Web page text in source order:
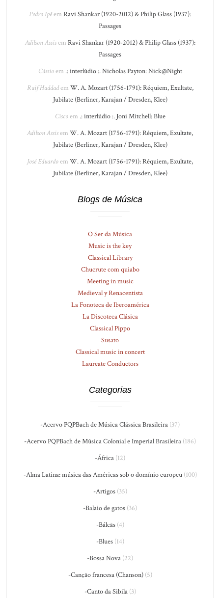
Pedro Ipêem Ravi Shankar (1920-2012) & Philip Glass (1937):
Passages
Adilson Assisem Ravi Shankar (1920-2012) & Philip Glass (1937):
Passages
Cássioem .: interlúdio :. Nicholas Payton: Nick@Night
Raif Haddadem W. A. Mozart (1756-1791): Réquiem, Exultate,
Jubilate (Berliner, Karajan / Dresden, Klee)
Ciscoem .: interlúdio :. Joni Mitchell: Blue
Adilson Assisem W. A. Mozart (1756-1791): Réquiem, Exultate,
Jubilate (Berliner, Karajan / Dresden, Klee)
José Eduardoem W. A. Mozart (1756-1791): Réquiem, Exultate,
Jubilate (Berliner, Karajan / Dresden, Klee)
Blogs de Música
O Ser da Música
Music is the key
Classical Library
Chucrute com quiabo
Meeting in music
Medieval y Renacentista
La Fonoteca de Iberoamérica
La Discoteca Clásica
Classical Pippo
Susato
Classical music in concert
Laureate Conductors
Categorias
-Acervo PQPBach de Música Clássica Brasileira (37)
-Acervo PQPBach de Música Colonial e Imperial Brasileira (186)
-África (12)
-Alma Latina: música das Américas sob o domínio europeu(100)
-Artigos(35)
-Balaio de gatos (36)
-Bálcãs(4)
-Blues(14)
-Bossa Nova (22)
-Canção francesa (Chanson)(5)
-Canto da Sibila(3)